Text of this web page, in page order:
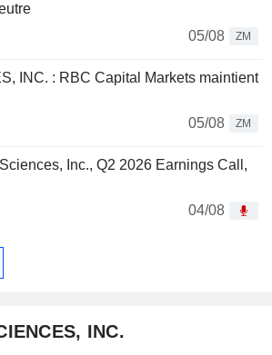
05/08
ZM
INC. : RBC Capital Markets maintient
05/08
ZM
Inc., Q2 2026 Earnings Call,
04/08
INC.